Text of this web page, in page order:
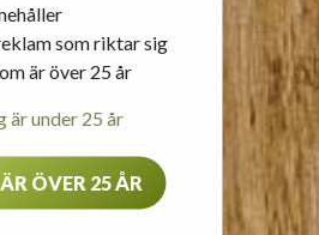
som riktar sig
är över 25 år
är under 25 år
ÖVER 25 ÅR